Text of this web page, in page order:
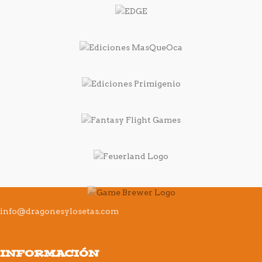
info@dragonesylosetas.com
INFORMACIÓN